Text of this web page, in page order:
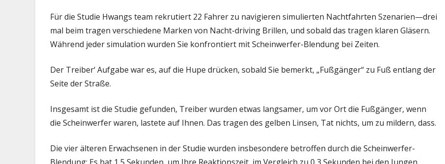
Für die Studie Hwangs team rekrutiert 22 Fahrer zu navigieren simulierten Nachtfahrten Szenarien—drei
mal beim tragen verschiedene Marken von Nacht-driving Brillen, und sobald das tragen klaren Gläsern.
Während jeder simulation wurden Sie konfrontiert mit Scheinwerfer-Blendung bei Zeiten.
Der Treiber‘ Aufgabe war es, auf die Hupe drücken, sobald Sie bemerkt, „Fußgänger“ zu Fuß entlang der
Seite der Straße.
Insgesamt ist die Studie gefunden, Treiber wurden etwas langsamer, um vor Ort die Fußgänger, wenn
die Scheinwerfer waren, lastete auf Ihnen. Das tragen des gelben Linsen, Tat nichts, um zu mildern, dass.
Die vier älteren Erwachsenen in der Studie wurden insbesondere betroffen durch die Scheinwerfer-
Blendung: Es hat 1,5 Sekunden, um Ihre Reaktionszeit, im Vergleich zu 0,3 Sekunden bei den Jungen